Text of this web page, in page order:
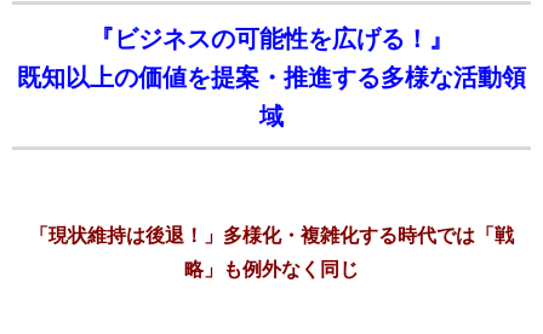
『ビジネスの可能性を広げる！』
既知以上の価値を提案・推進する多様な活動領
域
「現状維持は後退！」多様化・複雑化する時代では「戦
略」も例外なく同じ